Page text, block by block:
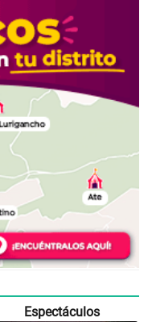
Espectáculos